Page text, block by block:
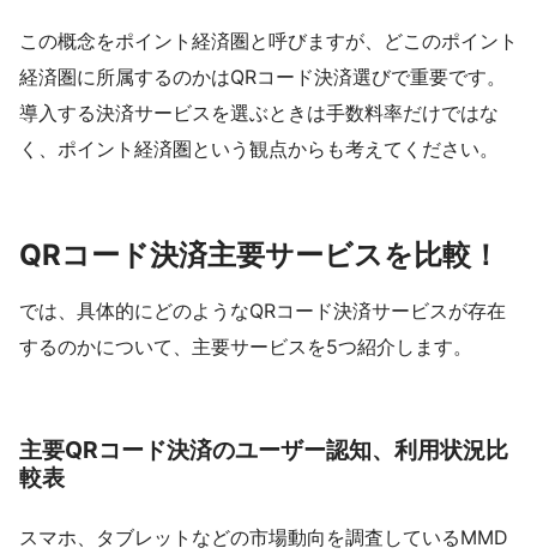
この概念をポイント経済圏と呼びますが、どこのポイント
経済圏に所属するのかはQRコード決済選びで重要です。
導入する決済サービスを選ぶときは手数料率だけではな
く、ポイント経済圏という観点からも考えてください。
QRコード決済主要サービスを比較！
では、具体的にどのようなQRコード決済サービスが存在
するのかについて、主要サービスを5つ紹介します。
主要QRコード決済のユーザー認知、利用状況比
較表
スマホ、タブレットなどの市場動向を調査しているMMD